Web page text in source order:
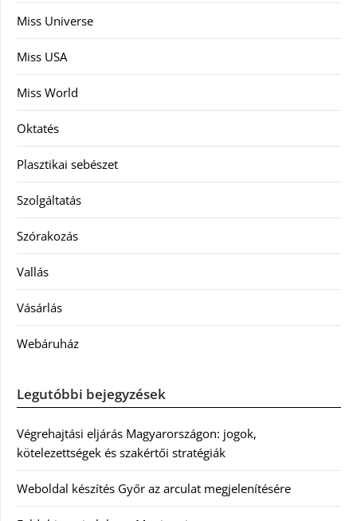
Miss Universe
Miss USA
Miss World
Oktatés
Plasztikai sebészet
Szolgáltatás
Szórakozás
Vallás
Vásárlás
Webáruház
Legutóbbi bejegyzések
Végrehajtási eljárás Magyarországon: jogok,
kötelezettségek és szakértői stratégiák
Weboldal készítés Győr az arculat megjelenítésére